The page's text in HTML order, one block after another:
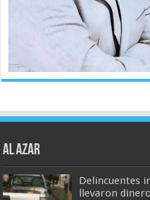
AL AZAR
Delincuentes
llevaron